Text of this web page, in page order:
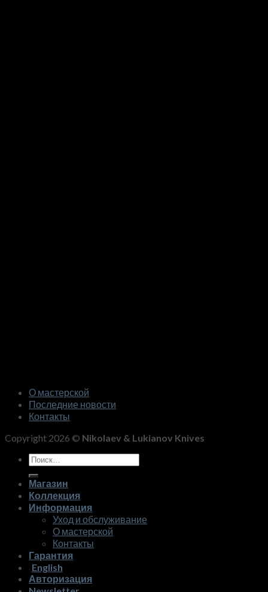
О мастерской
Последние новости
Контакты
Copyright 2026 © Nikolaev & Lukianov Knives
Искать:
Магазин
Коллекция
Информация
Уход и обслуживание
О мастерской
Контакты
Гарантия
English
Авторизация